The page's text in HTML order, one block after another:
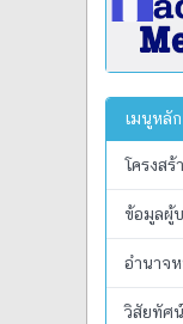
เมนูหลัก
โครงสร้
ข้อมูลผู้
อำนาจ
วิสัยทัศ